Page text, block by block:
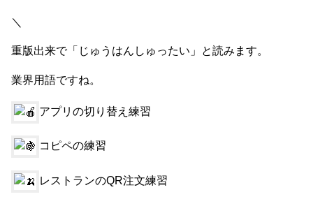
＼
重版出来で「じゅうはんしゅったい」と読みます。
業界用語ですね。
アプリの切り替え練習
コピペの練習
レストランのQR注文練習